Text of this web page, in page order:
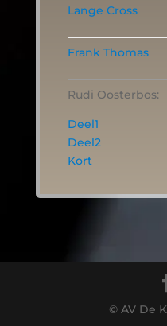
Lange Cross
Frank Thomas
Rudi Oosterbos:
Deel1
Deel2
Kort
© AV De